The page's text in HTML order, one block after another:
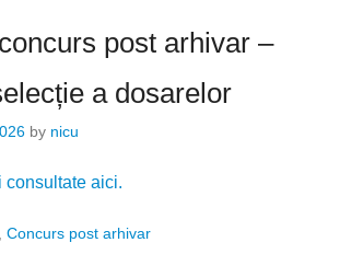
post arhivar –
a dosarelor
by nicu
consultate aici.
Concurs post arhivar